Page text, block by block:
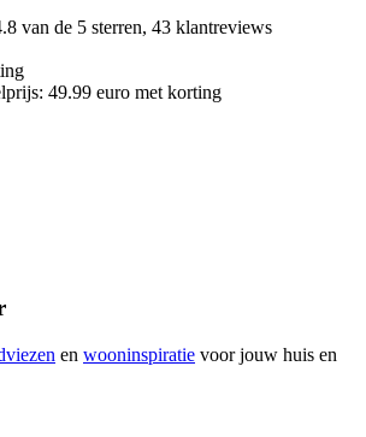
van de 5 sterren, 43 klantreviews
49.99 euro met korting
en wooninspiratie voor jouw huis en